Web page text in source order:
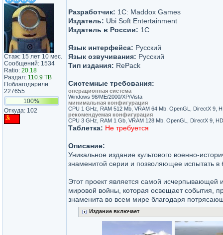
Стаж: 15 лет 10 мес.
Сообщений: 1534
Ratio: 20.18
Раздал: 110.9 TB
Поблагодарили:
227655
100%
Откуда: 102
Разработчик: 1C: Maddox Games
Издатель: Ubi Soft Entertainment
Издатель в России: 1C
Язык интерфейса: Русский
Язык озвучивания: Русский
Тип издания: RePack
Системные требования:
операционная система
Windows 98/ME/2000/XP/Vista
минимальная конфигурация
CPU 1 GHz, RAM 512 Mb, VRAM 64 Mb, OpenGL, DirectX 9,
рекомендуемая конфигурация
CPU 3 GHz, RAM 1 Gb, VRAM 128 Mb, OpenGL, DirectX 9,
Таблетка: Не требуется
Описание:
Уникальное издание культового военно-
знаменитой серии и позволяющее испытать
Этот проект является самой
мировой войны, которая освещает события,
знаменита во всем мире благодаря
Издание включает